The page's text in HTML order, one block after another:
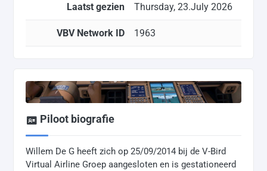
Laatst gezien Thursday, 23.July 2026
VBV Network ID 1963
Piloot biografie
Willem De G heeft zich op 25/09/2014 bij de V-Bird
Virtual Airline Groep aangesloten en is gestationeerd